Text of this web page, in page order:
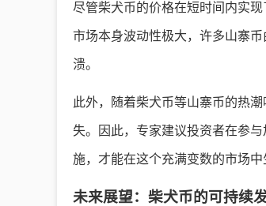
尽管柴犬币的价格在短时间内实
市场本身波动性极大，许多山寨
溃。
此外，随着柴犬币等山寨币的热
失。因此，专家建议投资者在参
施，才能在这个充满变数的市场中
未来展望：柴犬币的可持续